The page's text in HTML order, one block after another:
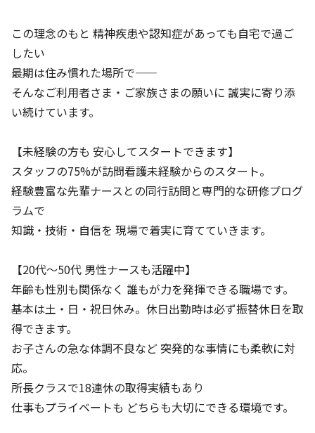
この理念のもと 精神疾患や認知症があっても自宅で過ご
したい
最期は住み慣れた場所で——
そんなご利用者さま・ご家族さまの願いに 誠実に寄り添
い続けています。
【未経験の方も 安心してスタートできます】
スタッフの75%が訪問看護未経験からのスタート。
経験豊富な先輩ナースとの同行訪問と専門的な研修プログ
ラムで
知識・技術・自信を 現場で着実に育てていきます。
【20代〜50代 男性ナースも活躍中】
年齢も性別も関係なく 誰もが力を発揮できる職場です。
基本は土・日・祝日休み。休日出勤時は必ず振替休日を取
得できます。
お子さんの急な体調不良など 突発的な事情にも柔軟に対
応。
所長クラスで18連休の取得実績もあり
仕事もプライベートも どちらも大切にできる環境です。